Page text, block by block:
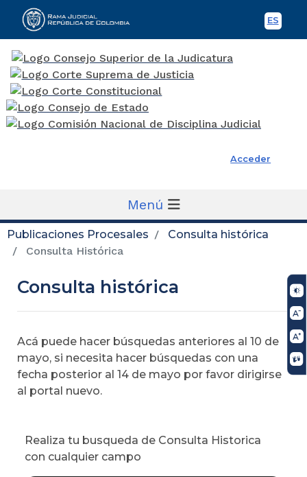
ES
Rama Judicial
Acceder
Menú
Publicaciones Procesales
Consulta histórica
Consulta Histórica
Consulta histórica
Acá puede hacer búsquedas anteriores al 10 de
mayo, si necesita hacer búsquedas con una
fecha posterior al 14 de mayo por favor dirigirse
al portal nuevo.
Realiza tu busqueda de Consulta Historica
con cualquier campo